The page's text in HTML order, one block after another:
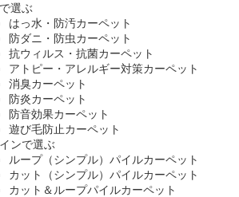
選ぶ
はっ水・防汚カーペット
防ダニ・防虫カーペット
抗ウィルス・抗菌カーペット
アトピー・アレルギー対策カーペット
消臭カーペット
防炎カーペット
防音効果カーペット
遊び毛防止カーペット
ンで選ぶ
ループ（シンプル）パイルカーペット
カット（シンプル）パイルカーペット
カット＆ループパイルカーペット